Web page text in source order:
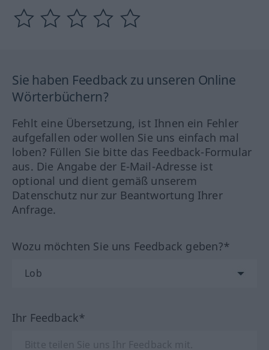
Sie haben Feedback zu unseren Online
Wörterbüchern?
Fehlt eine Übersetzung, ist Ihnen ein Fehler
aufgefallen oder wollen Sie uns einfach mal
loben? Füllen Sie bitte das Feedback-Formular
aus. Die Angabe der E-Mail-Adresse ist
optional und dient gemäß unserem
Datenschutz nur zur Beantwortung Ihrer
Anfrage.
Wozu möchten Sie uns Feedback geben?*
Ihr Feedback*